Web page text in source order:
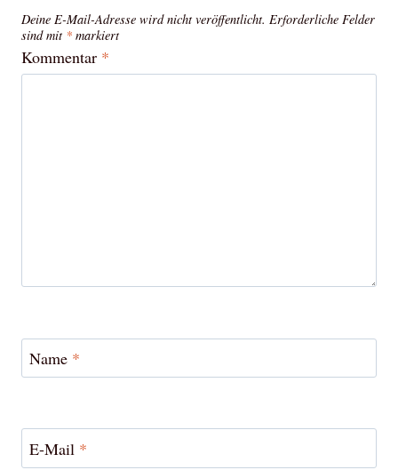
Deine E-Mail-Adresse wird nicht veröffentlicht. Erforderliche Felder
sind mit * markiert
Kommentar *
Name *
E-Mail *